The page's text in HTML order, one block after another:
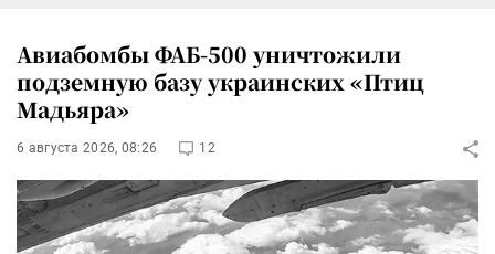
Авиабомбы ФАБ-500 уничтожили
подземную базу украинских «Птиц
Мадьяра»
6 августа 2026, 08:26 12